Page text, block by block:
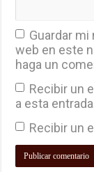
Guardar
web en este
haga un
Recibir un
a esta
Recibir un